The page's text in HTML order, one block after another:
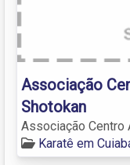
Associação
Shotokan
Associação Centro
Karatê em